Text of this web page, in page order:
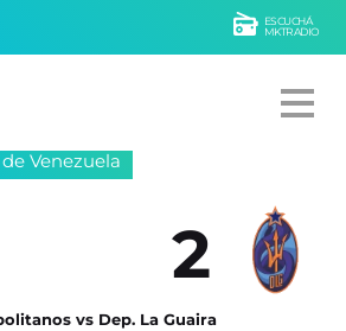
ESCUCHÁ
MKTRADIO
Venezuela
2
vs Dep. La Guaira